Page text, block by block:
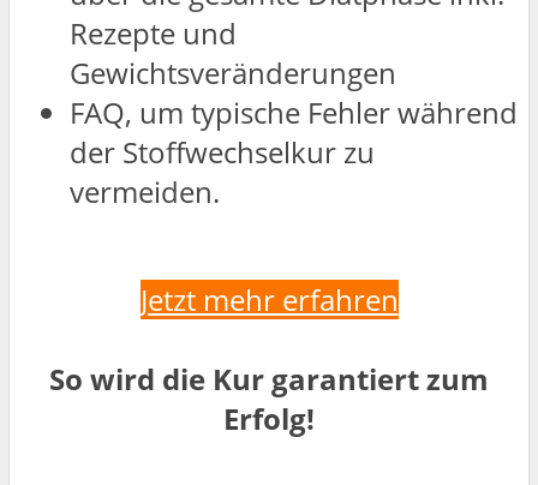
Rezepte und
Gewichtsveränderungen
FAQ, um typische Fehler während
der Stoffwechselkur zu
vermeiden.
Jetzt mehr erfahren
So wird die Kur garantiert zum
Erfolg!